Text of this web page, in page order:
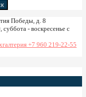
Победы, д. 8
- воскресенье с
+7 960 219-22-55